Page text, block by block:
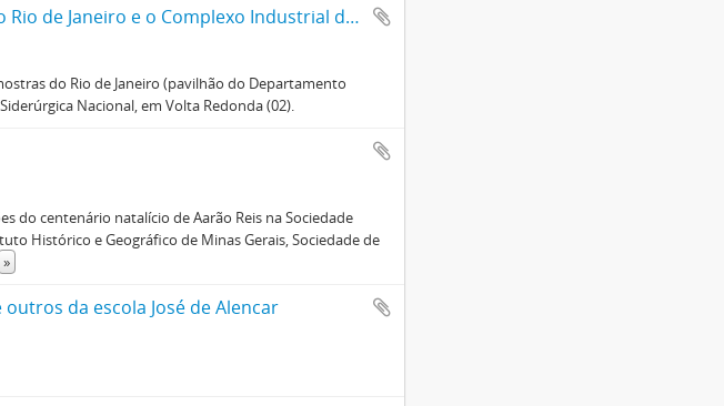
A XII Feira Internacional de Amostras do Rio de Janeiro e o Complexo Industrial da Cia. Siderúrgica Nacional
do Rio de Janeiro (pavilhão do Departamento
Nacional, em Volta Redonda (02).
do centenário natalício de Aarão Reis na Sociedade
Histórico e Geográfico de Minas Gerais, Sociedade de
»
da escola José de Alencar